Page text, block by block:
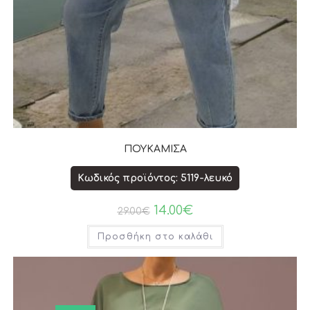
ΠΟΥΚΑΜΙΣΑ
Κωδικός προϊόντος: 5119-λευκό
29.00€ 14.00€
Προσθήκη στο καλάθι